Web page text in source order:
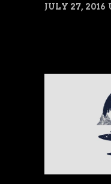
JULY 27, 2016